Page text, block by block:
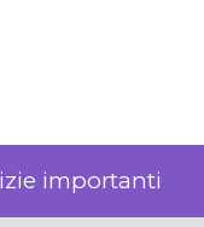
importanti